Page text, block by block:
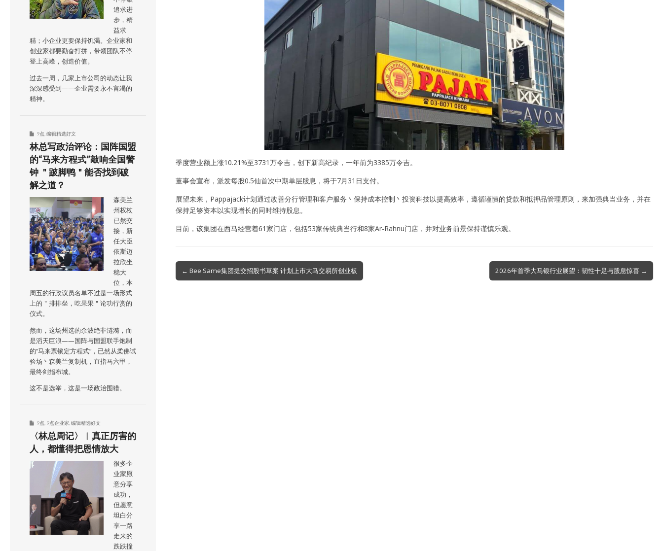
季度营业额上涨10.21%至3731万令吉，创下新高纪录，一年前为3385万令吉。
董事会宣布，派发每股0.5仙首次中期单层股息，将于7月31日支付。
展望未来，Pappajack计划通过改善分行管理和客户服务丶保持成本控制丶投资科技以提高效率，遵循谨慎的贷款和抵押品管理原则，来加强典当业务，并在
保持足够资本以实现增长的同时维持股息。
目前，该集团在西马经营着61家门店，包括53家传统典当行和8家Ar-Rahnu门店，并对业务前景保持谨慎乐观。
Post
navigation
← Bee Same集团提交招股书草案 计划上市大马交易所创业板 2026年首季大马银行业展望：韧性十足与股息惊喜 →
追求进
步，精
益求
精；小企业更要保持饥渴。企业家和
创业家都要勤奋打拼，带领团队不停
登上高峰，创造价值。
过去一周，几家上市公司的动态让我
深深感受到——企业需要永不言竭的
精神。
9点 编辑精选好文
林总写政治评论：国阵国盟
的“马来方程式”敲响全国警
钟 ＂跛脚鸭＂能否找到破
解之道？
森美兰
州权杖
已然交
接，新
任大臣
依斯迈
拉欣坐
稳大
位，本
周五的行政议员名单不过是一场形式
上的＂排排坐，吃果果＂论功行赏的
仪式。
然而，这场州选的余波绝非涟漪，而
是滔天巨浪——国阵与国盟联手炮制
的“马来票锁定方程式”，已然从柔佛试
验场丶森美兰复制机，直指马六甲，
最终剑指布城。
这不是选举，这是一场政治围猎。
9点 9点企业家 编辑精选好文
〈林总周记〉︱真正厉害的
人，都懂得把恩情放大
很多企
业家愿
意分享
成功，
但愿意
坦白分
享一路
走来的
跌跌撞